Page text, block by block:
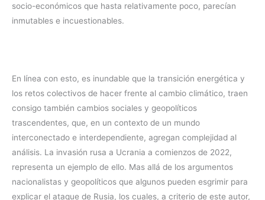
socio-económicos que hasta relativamente poco, parecían
inmutables e incuestionables.
En línea con esto, es inundable que la transición energética y
los retos colectivos de hacer frente al cambio climático, traen
consigo también cambios sociales y geopolíticos
trascendentes, que, en un contexto de un mundo
interconectado e interdependiente, agregan complejidad al
análisis. La invasión rusa a Ucrania a comienzos de 2022,
representa un ejemplo de ello. Mas allá de los argumentos
nacionalistas y geopolíticos que algunos pueden esgrimir para
explicar el ataque de Rusia, los cuales, a criterio de este autor,